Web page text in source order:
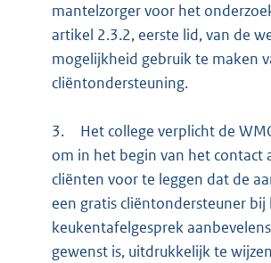
mantelzorger voor het
artikel 2.3.2, eerste lid, van de
mogelijkheid gebruik te maken
cliëntondersteuning.
3.
Het college verplicht de
om in het begin van het contact
cliënten voor te leggen dat de
een gratis cliëntondersteuner bij
keukentafelgesprek
gewenst is, uitdrukkelijk te